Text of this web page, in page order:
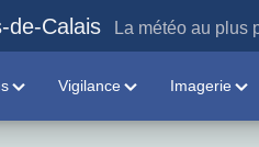
de-Calais La météo au plus
Vigilance Imagerie